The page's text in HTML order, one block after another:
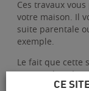
Ces travaux
votre maison. Il
suite parentale
exemple.
Le fait que cette
permet de créer
CE